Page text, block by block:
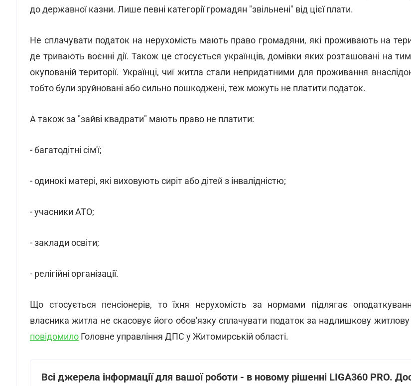
до державної казни. Лише певні категорії громадян "звільнені" від цієї плати.
Не сплачувати податок на нерухомість мають право громадяни, які проживають на
де тривають воєнні дії. Також це стосується українців, домівки яких розташовані на
окупованій території. Українці, чиї житла стали непридатними для проживання
тобто були зруйновані або сильно пошкоджені, теж можуть не платити податок.
А також за "зайві квадрати" мають право не платити:
- багатодітні сім'ї;
- одинокі матері, які виховують сиріт або дітей з інвалідністю;
- учасники АТО;
- заклади освіти;
- релігійні організації.
Що стосується пенсіонерів, то їхня нерухомість за нормами підлягає
власника житла не скасовує його обов'язку сплачувати податок за надлишкову
повідомило Головне управління ДПС у Житомирській області.
Всі джерела інформації для вашої роботи - в новому рішенні LIGA360 PRO.